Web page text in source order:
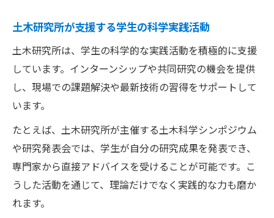
土木研究所が支援する学生の科学実践活動
土木研究所は、学生の科学的な実践活動を積極的に支援
しています。インターンシップや共同研究の機会を提供
し、現場での課題解決や最新技術の習得をサポートして
います。
たとえば、土木研究所が主催する土木科学シンポジウム
や研究発表会では、学生が自分の研究成果を発表でき、
専門家から直接アドバイスを受けることが可能です。こ
うした活動を通じて、理論だけでなく実践的な力も磨か
れます。